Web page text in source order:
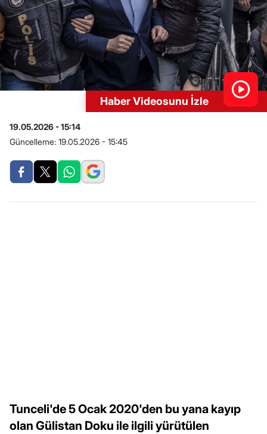
Haber Videosunu İzle
19.05.2026 - 15:14
Güncelleme: 19.05.2026 - 15:45
Tunceli'de 5 Ocak 2020'den bu yana kayıp
olan Gülistan Doku ile ilgili yürütülen